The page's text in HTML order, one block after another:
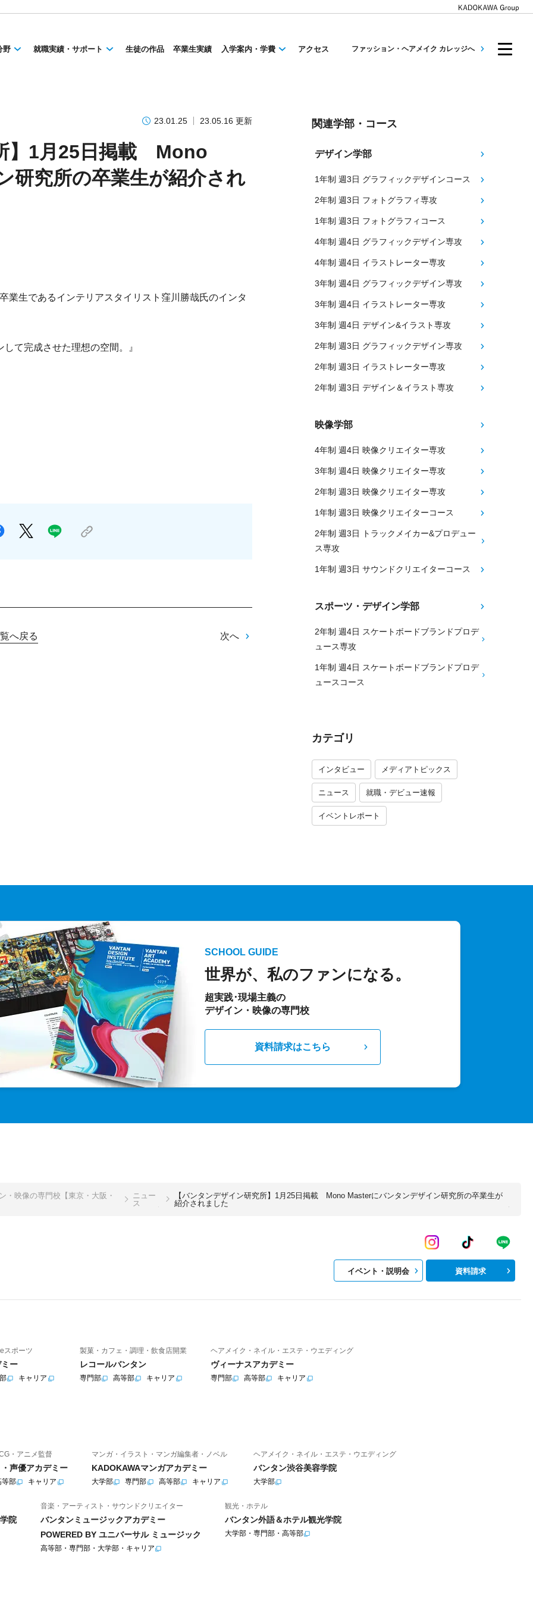
野 就職実績・サポート 生徒の作品 卒業生実績 入学案内・学費 アクセス ファッション・ヘアメイク カレッジへ
23.01.25 23.05.16 更新
】1月25日掲載 Mono
研究所の卒業生が紹介され
業生であるインテリアスタイリスト窪川勝哉氏のインタ
て完成させた理想の空間。』
へ戻る 次へ
関連学部・コース
デザイン学部
1年制 週3日 グラフィックデザインコース
2年制 週3日 フォトグラフィ専攻
1年制 週3日 フォトグラフィコース
4年制 週4日 グラフィックデザイン専攻
4年制 週4日 イラストレーター専攻
3年制 週4日 グラフィックデザイン専攻
3年制 週4日 イラストレーター専攻
3年制 週4日 デザイン&イラスト専攻
2年制 週3日 グラフィックデザイン専攻
2年制 週3日 イラストレーター専攻
2年制 週3日 デザイン＆イラスト専攻
映像学部
4年制 週4日 映像クリエイター専攻
3年制 週4日 映像クリエイター専攻
2年制 週3日 映像クリエイター専攻
1年制 週3日 映像クリエイターコース
2年制 週3日 トラックメイカー&プロデュー
ス専攻
1年制 週3日 サウンドクリエイターコース
スポーツ・デザイン学部
2年制 週4日 スケートボードブランドプロデ
ュース専攻
1年制 週4日 スケートボードブランドプロデ
ュースコース
カテゴリ
インタビュー メディアトピックス
ニュース 就職・デビュー速報
イベントレポート
SCHOOL GUIDE
世界が、私のファンになる。
超実践･現場主義の
デザイン・映像の専門校
資料請求はこちら
・映像の専門校【東京・大阪・
ニュー
ス
【バンタンデザイン研究所】1月25日掲載 Mono Masterにバンタンデザイン研究所の卒業生が
紹介されました
イベント・説明会 資料請求
スポーツ
ー
キャリア
製菓・カフェ・調理・飲食店開業
レコールバンタン
専門部 高等部 キャリア
ヘアメイク・ネイル・エステ・ウエディング
ヴィーナスアカデミー
専門部 高等部 キャリア
・アニメ監督
声優アカデミー
等部 キャリア
マンガ・イラスト・マンガ編集者・ノベル
KADOKAWAマンガアカデミー
大学部 専門部 高等部 キャリア
ヘアメイク・ネイル・エステ・ウエディング
バンタン渋谷美容学院
大学部
院
音楽・アーティスト・サウンドクリエイター
バンタンミュージックアカデミー
POWERED BY ユニバーサル ミュージック
高等部・専門部・大学部・キャリア
観光・ホテル
バンタン外語＆ホテル観光学院
大学部・専門部・高等部